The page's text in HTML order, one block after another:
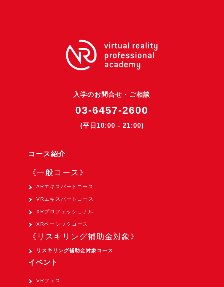
バーチャルイベントプラットフォーム『MetaLiveStage』2025年
3D空間キャプチャーアプリ『Qoocan』
製造現場を革新する！『XR Worksupport Hub』開発中
《企業研修》
Unity研修
HoloLens 2 アプリ開発研修
入学のお問合せ・ご相談
03-6457-2600
(平日10:00 - 21:00)
コース紹介
《一般コース》
ARエキスパートコース
VRエキスパートコース
XRプロフェッショナル
XRベーシックコース
《リスキリング補助金対象》
リスキリング補助金対象コース
イベント
VRフェス